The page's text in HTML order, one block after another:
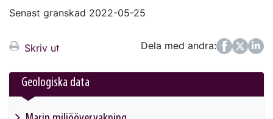
Senast granskad 2022-05-25
Skriv ut Dela med andra:
FacebookTwitter
LinkedIn
Geologiska data